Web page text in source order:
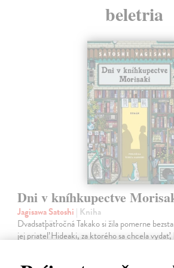
beletria
Dni v kníhkupectve
Jagisawa Satoshi | Kniha
Dvadsaťpäťročná Takako si žila pomerne
jej priateľ Hideaki, za ktorého sa chcela
Na sklade